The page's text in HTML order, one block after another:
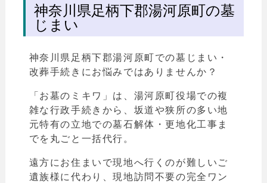
神奈川県足柄下郡湯河原町の墓
じまい
神奈川県足柄下郡湯河原町での墓じまい・
改葬手続きにお悩みではありませんか？
「お墓のミキワ」は、湯河原町役場での複
雑な行政手続きから、坂道や狭所の多い地
元特有の立地での墓石解体・更地化工事ま
でを丸ごと一括代行。
遠方にお住まいで現地へ行くのが難しいご
遺族様に代わり、現地訪問不要の完全ワン